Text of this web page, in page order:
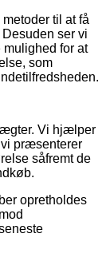
til at få
ser vi
for at
som
Vi hjælper
vi præsenterer
såfremt de
opretholdes